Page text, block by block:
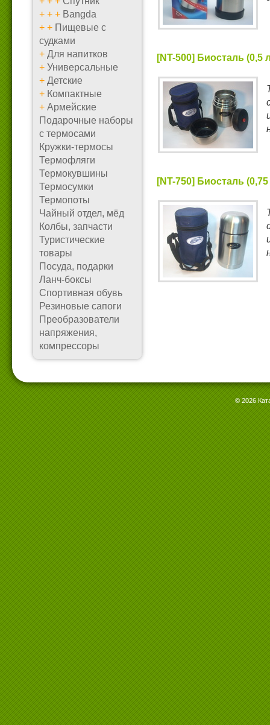
+ + + Bangda
+ + Пищевые с
судками
+ Для напитков
+ Универсальные
+ Детские
+ Компактные
+ Армейские
Подарочные наборы
с термосами
Кружки-термосы
Термофляги
Термокувшины
Термосумки
Термопоты
Чайный отдел, мёд
Колбы, запчасти
Туристические
товары
Посуда, подарки
Ланч-боксы
Спортивная обувь
Резиновые сапоги
Преобразователи
напряжения,
компрессоры
[NT-500] Биосталь (0,5
[NT-750] Биосталь
© 2026